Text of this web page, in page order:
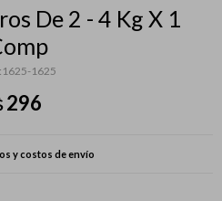
De 2 - 4 Kg X 1
1625-1625
296
y costos de envío